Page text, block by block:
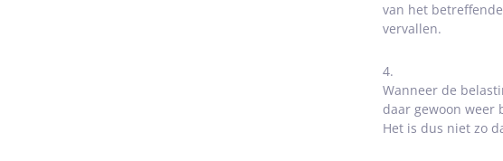
van het
vervallen.
4.
Wanneer de
daar gewoon weer
Het is dus niet zo